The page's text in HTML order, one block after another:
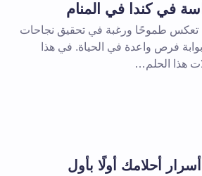
في كندا في المنام
تعكس طموحًا ورغبة في تحقيق نجاحات
فرص واعدة في الحياة. في هذا
هذا الحلم…
أحلامك أولًا بأول